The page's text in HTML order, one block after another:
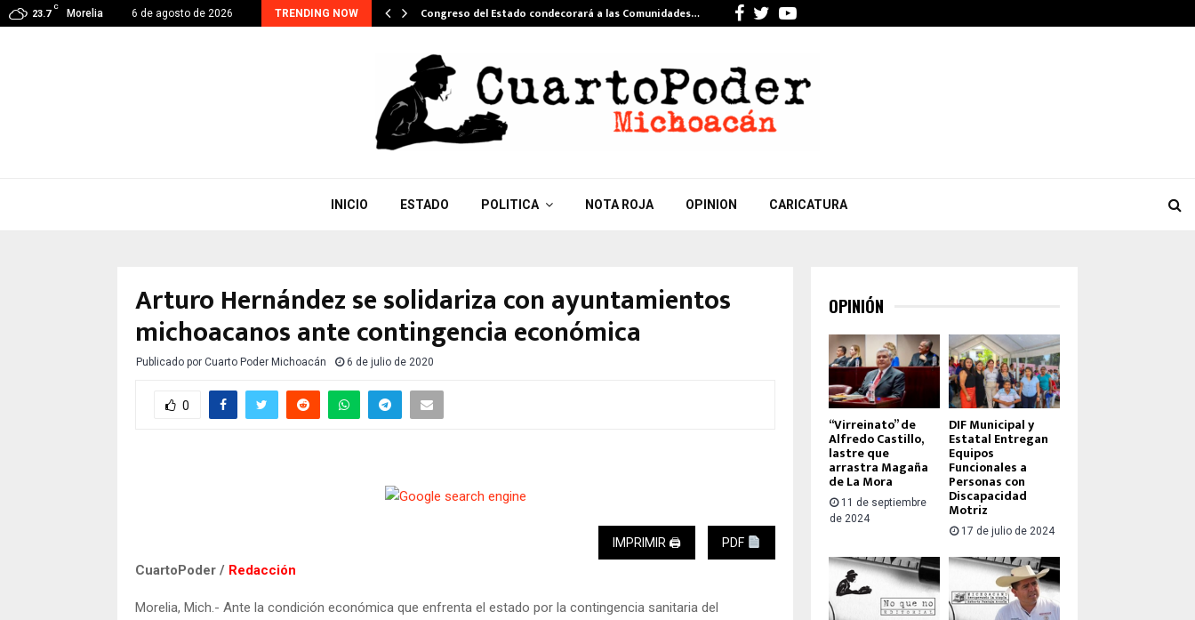
23.7
C
Morelia 6 de agosto de 2026 TRENDING NOW
CONTINUA, EJE PRIORITARIO EN GESTIÓN DE… Congreso del Estado condecorará a las Comunidades… Facebook
TwitterYoutube
INICIO ESTADO POLITICA NOTA ROJA OPINION CARICATURA
Arturo Hernández se solidariza con ayuntamientos
michoacanos ante contingencia económica
Publicado por Cuarto Poder Michoacán 6 de julio de 2020
0
IMPRIMIR 🖨 PDF
CuartoPoder / Redacción
Morelia, Mich.- Ante la condición económica que enfrenta el estado por la contingencia sanitaria del
OPINIÓN
“Virreinato” de
Alfredo Castillo,
lastre que
arrastra Magaña
de La Mora
11 de septiembre
de 2024
DIF Municipal y
Estatal Entregan
Equipos
Funcionales a
Personas con
Discapacidad
Motriz
17 de julio de 2024